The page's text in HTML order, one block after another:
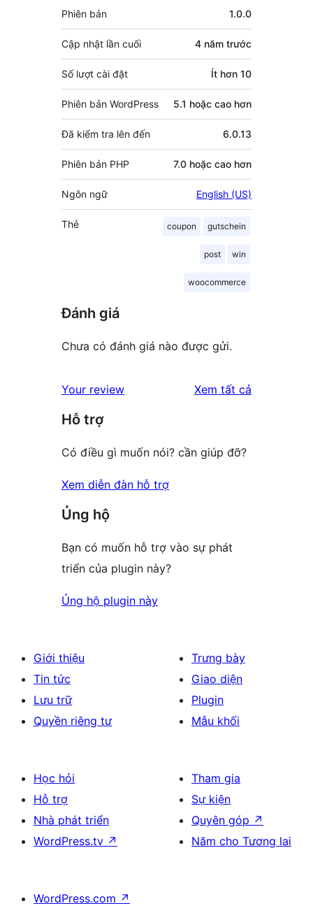
Meta
Phiên bản 1.0.0
Cập nhật lần cuối 4 năm trước
Số lượt cài đặt Ít hơn 10
Phiên bản WordPress 5.1 hoặc cao hơn
Đã kiểm tra lên đến 6.0.13
Phiên bản PHP 7.0 hoặc cao hơn
Ngôn ngữ English (US)
Thẻ coupon gutschein
post win
woocommerce
Đánh giá
Chưa có đánh giá nào được gửi.
Your review Xem tất cả
Hỗ trợ
Có điều gì muốn nói? cần giúp đỡ?
Xem diễn đàn hỗ trợ
Ủng hộ
Bạn có muốn hỗ trợ vào sự phát
triển của plugin này?
Ủng hộ plugin này
Giới thiệu
Tin tức
Lưu trữ
Quyền riêng tư
Trưng bày
Giao diện
Plugin
Mẫu khối
Học hỏi
Hỗ trợ
Nhà phát triển
WordPress.tv ↗
Tham gia
Sự kiện
Quyên góp ↗
Năm cho Tương lai
WordPress.com ↗